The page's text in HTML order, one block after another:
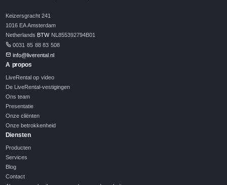
Keizersgracht 241
1016 EA Amsterdam
Netherlands BTWNL855392794B01
0031 85 88 83 508
info@liverental.nl
A propos
LiveRental op video
De LiveRental-vestigingen
Ons team
Presentatie
Onze cliënten
Onze betrokkenheid
Diensten
Producten
Services
Blog
Contact